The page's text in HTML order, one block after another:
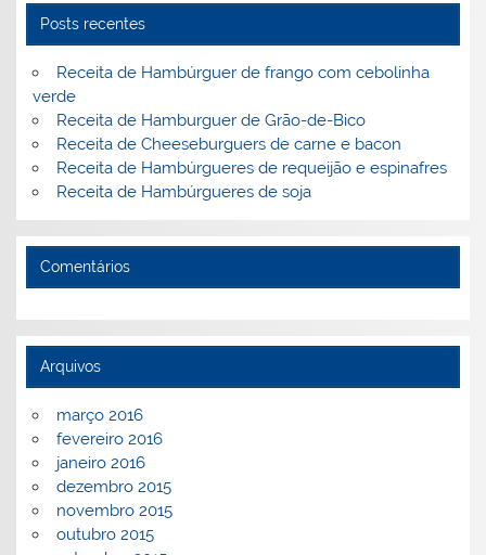
o
k
l
Posts recentes
Receita de Hambúrguer de frango com cebolinha
verde
Receita de Hamburguer de Grão-de-Bico
Receita de Cheeseburguers de carne e bacon
Receita de Hambúrgueres de requeijão e espinafres
Receita de Hambúrgueres de soja
Comentários
Arquivos
março 2016
fevereiro 2016
janeiro 2016
dezembro 2015
novembro 2015
outubro 2015